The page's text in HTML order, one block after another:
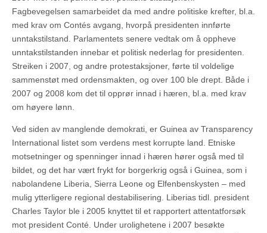
Fagbevegelsen samarbeidet da med andre politiske krefter, bl.a.
med krav om Contés avgang, hvorpå presidenten innførte
unntakstilstand. Parlamentets senere vedtak om å oppheve
unntakstilstanden innebar et politisk nederlag for presidenten.
Streiken i 2007, og andre protestaksjoner, førte til voldelige
sammenstøt med ordensmakten, og over 100 ble drept. Både i
2007 og 2008 kom det til opprør innad i hæren, bl.a. med krav
om høyere lønn.
Ved siden av manglende demokrati, er Guinea av Transparency
International listet som verdens mest korrupte land. Etniske
motsetninger og spenninger innad i hæren hører også med til
bildet, og det har vært frykt for borgerkrig også i Guinea, som i
nabolandene Liberia, Sierra Leone og Elfenbenskysten – med
mulig ytterligere regional destabilisering. Liberias tidl. president
Charles Taylor ble i 2005 knyttet til et rapportert attentatforsøk
mot president Conté. Under urolighetene i 2007 besøkte